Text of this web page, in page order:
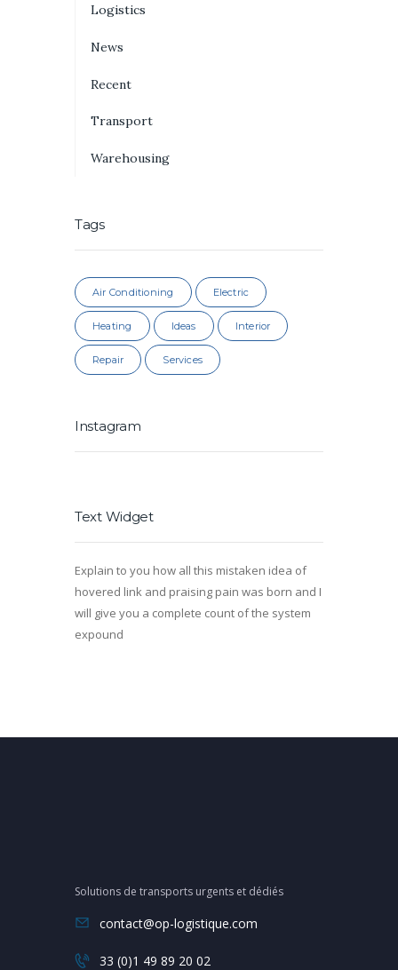
Logistics
News
Recent
Transport
Warehousing
Tags
Air Conditioning Electric
Heating Ideas Interior
Repair Services
Instagram
Text Widget
Explain to you how all this mistaken idea of
hovered link and praising pain was born and I
will give you a complete count of the system
expound
Solutions de transports urgents et dédiés
contact@op-logistique.com
33 (0)1 49 89 20 02